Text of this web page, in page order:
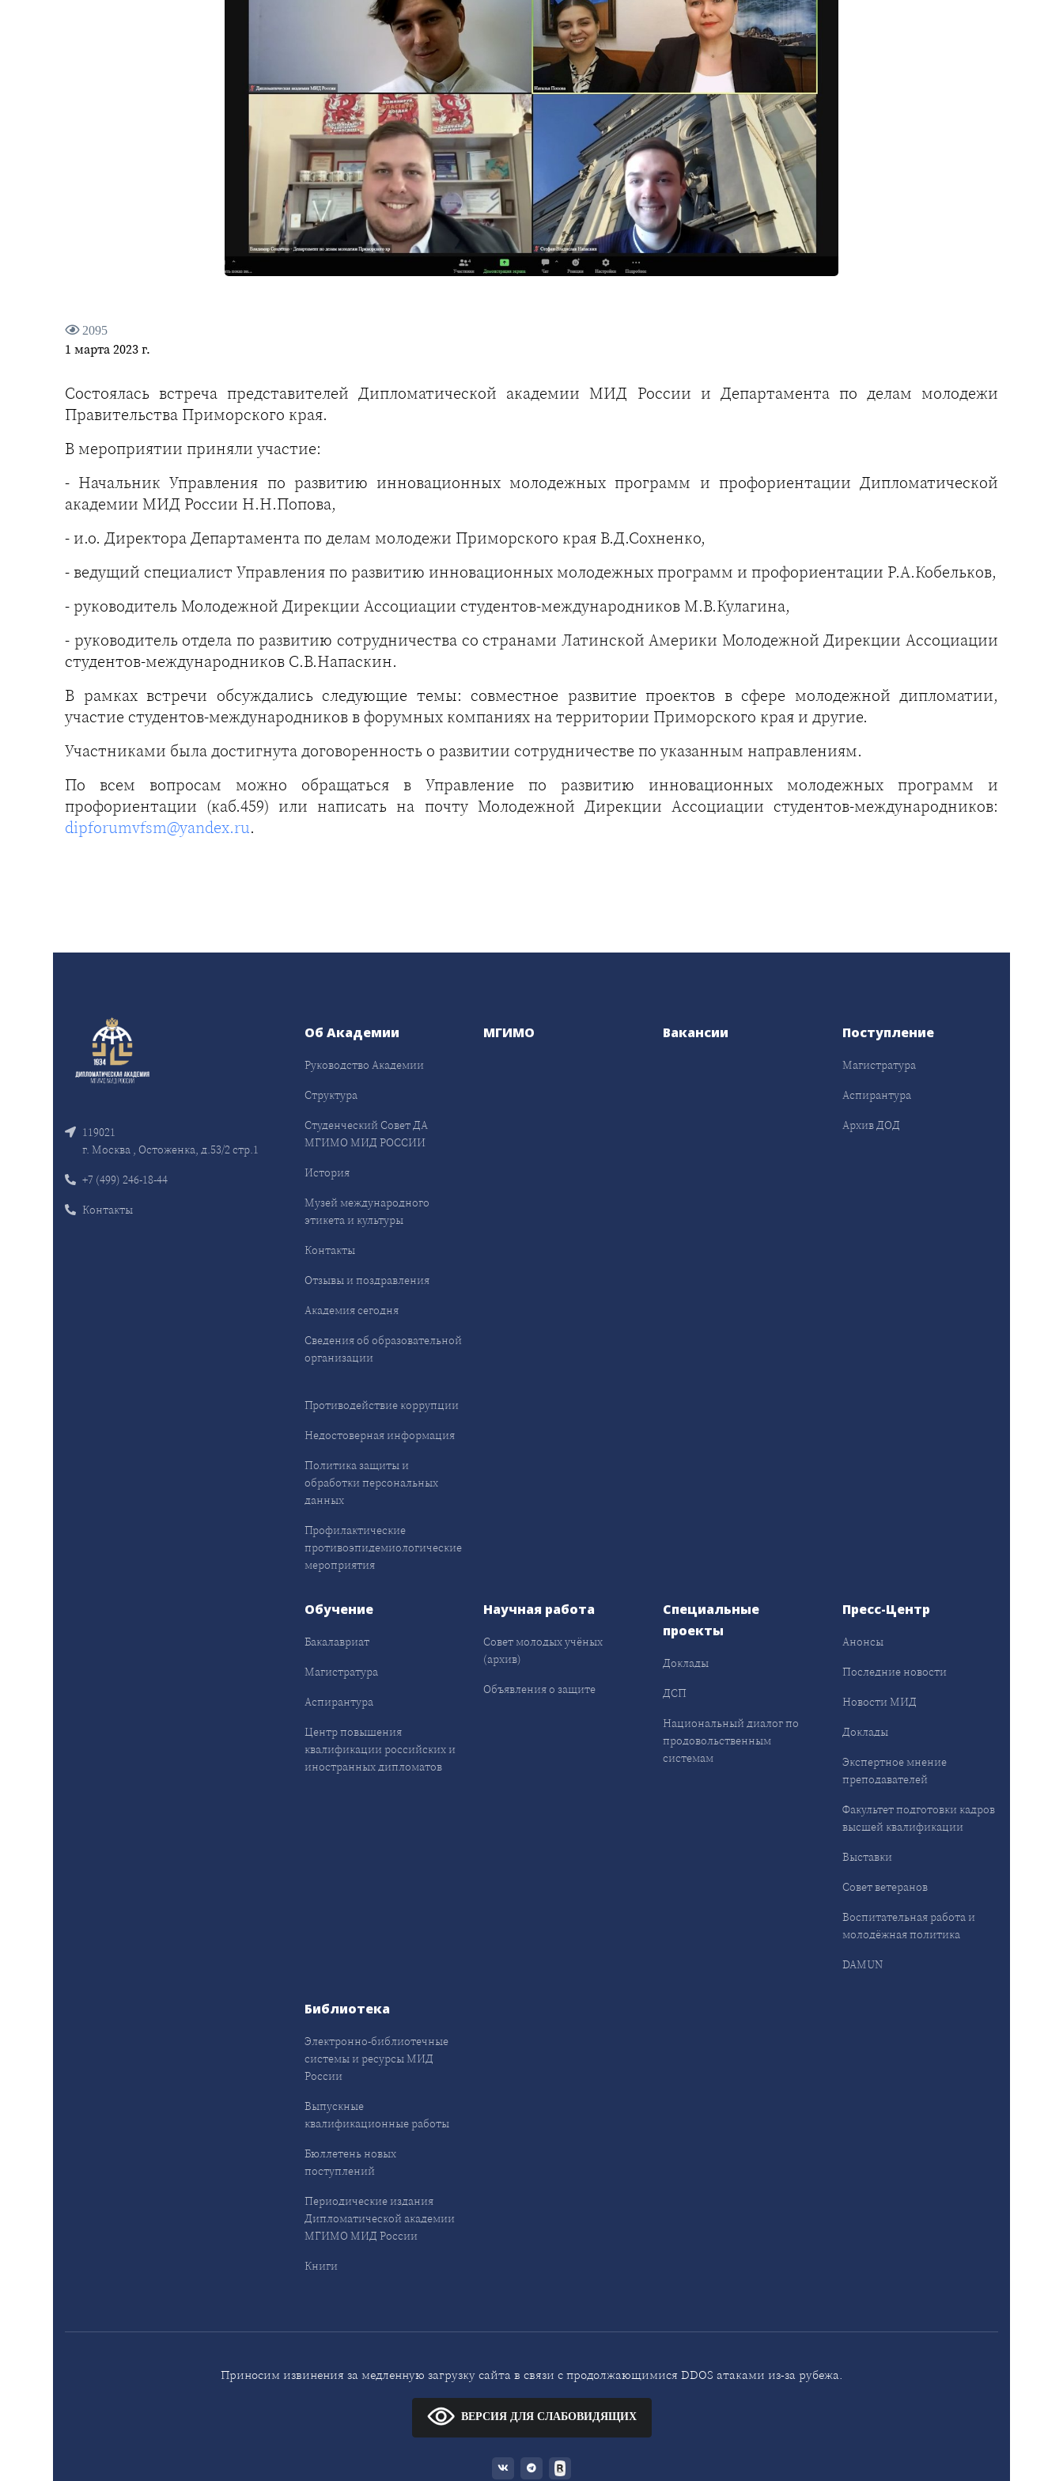
2095
1 марта 2023 г.
Состоялась встреча представителей Дипломатической академии МИД России и Департамента по делам молодежи
Правительства Приморского края.
В мероприятии приняли участие:
- Начальник Управления по развитию инновационных молодежных программ и профориентации Дипломатической
академии МИД России Н.Н.Попова,
- и.о. Директора Департамента по делам молодежи Приморского края В.Д.Сохненко,
- ведущий специалист Управления по развитию инновационных молодежных программ и профориентации Р.А.Кобельков,
- руководитель Молодежной Дирекции Ассоциации студентов-международников М.В.Кулагина,
- руководитель отдела по развитию сотрудничества со странами Латинской Америки Молодежной Дирекции Ассоциации
студентов-международников С.В.Напаскин.
В рамках встречи обсуждались следующие темы: совместное развитие проектов в сфере молодежной дипломатии,
участие студентов-международников в форумных компаниях на территории Приморского края и другие.
Участниками была достигнута договоренность о развитии сотрудничестве по указанным направлениям.
По всем вопросам можно обращаться в Управление по развитию инновационных молодежных программ и
профориентации (каб.459) или написать на почту Молодежной Дирекции Ассоциации студентов-международников:
dipforumvfsm@yandex.ru.
119021
г. Москва , Остоженка, д.53/2 стр.1
+7 (499) 246-18-44
Контакты
Об Академии
Руководство Академии
Структура
Студенческий Совет ДА
МГИМО МИД РОССИИ
История
Музей международного
этикета и культуры
Контакты
Отзывы и поздравления
Академия сегодня
Сведения об образовательной
организации
Противодействие коррупции
Недостоверная информация
Политика защиты и
обработки персональных
данных
Профилактические
противоэпидемиологические
мероприятия
МГИМО Вакансии Поступление
Магистратура
Аспирантура
Архив ДОД
Обучение
Бакалавриат
Магистратура
Аспирантура
Центр повышения
квалификации российских и
иностранных дипломатов
Научная работа
Совет молодых учёных
(архив)
Объявления о защите
Специальные
проекты
Доклады
ДСП
Национальный диалог по
продовольственным
системам
Пресс-Центр
Анонсы
Последние новости
Новости МИД
Доклады
Экспертное мнение
преподавателей
Факультет подготовки кадров
высшей квалификации
Выставки
Совет ветеранов
Воспитательная работа и
молодёжная политика
DAMUN
Библиотека
Электронно-библиотечные
системы и ресурсы МИД
России
Выпускные
квалификационные работы
Бюллетень новых
поступлений
Периодические издания
Дипломатической академии
МГИМО МИД России
Книги
Приносим извинения за медленную загрузку сайта в связи с продолжающимися DDOS атаками из-за рубежа.
ВЕРСИЯ ДЛЯ СЛАБОВИДЯЩИХ